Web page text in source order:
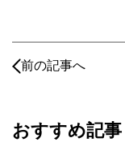
前の記事へ
おすすめ記事